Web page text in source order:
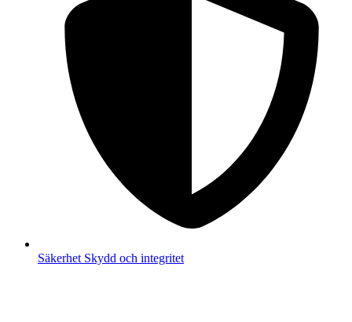
Säkerhet Skydd och integritet